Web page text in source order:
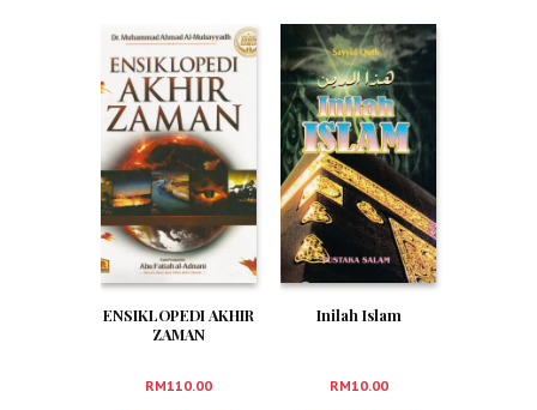
ENSIKLOPEDI AKHIR
ZAMAN
RM110.00
Inilah Islam
RM10.00